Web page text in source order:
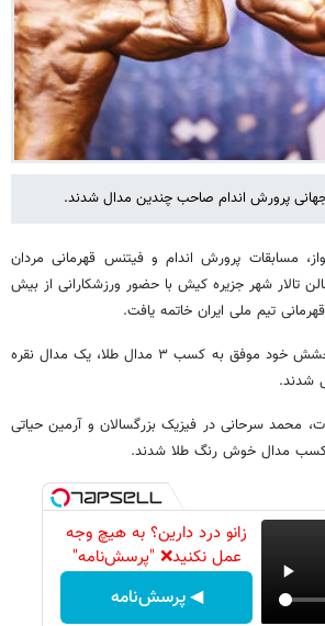
پرورش اندام صاحب چندین مدال شدند.
‌مسابقات پرورش اندام و فیتنس قهرمانی مردان
تالار شهر جزیره کیش با حضور ورزشکارانی از بیش
ورزشکاران خوزستانی با درخشش خود موفق به کسب ۳ مدال طلا، یک مدال نقره
محمد سرحانی در فیزیک بزرگسالان و آرمین حیاتی
کسب مدال خوش رنگ طلا شدند.
زانو درد دارین؟ به هیچ وجه
عمل نکنید❌ "پرسش‌نامه"
◀ پرسش‌نامه